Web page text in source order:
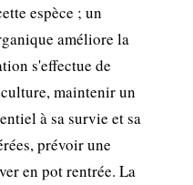
espèce ; un
améliore la
s'effectue de
maintenir un
à sa survie et sa
prévoir une
en pot rentrée. La